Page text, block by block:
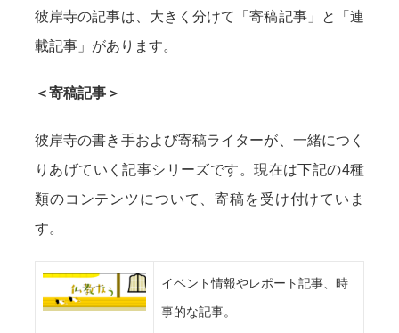
彼岸寺の記事は、大きく分けて「寄稿記事」と「連
載記事」があります。
＜寄稿記事＞
彼岸寺の書き手および寄稿ライターが、一緒につく
りあげていく記事シリーズです。現在は下記の4種
類のコンテンツについて、寄稿を受け付けていま
す。
イベント情報やレポート記事、時
事的な記事。